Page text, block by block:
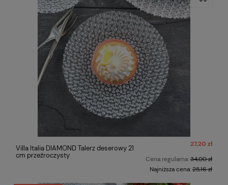
Villa Italia DIAMOND Talerz deserowy 21
cm przeźroczysty
27,20 zł
Cena regularna:34,00 zł
Najniższa cena:25,16 zł